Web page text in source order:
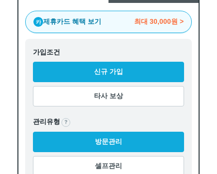
카 제휴카드 혜택 보기 최대 30,000원 >
가입조건
신규 가입
타사 보상
관리유형 ?
방문관리
셀프관리